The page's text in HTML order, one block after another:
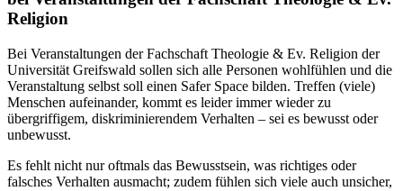
Religion
Bei Veranstaltungen der Fachschaft Theologie & Ev. Religion der
Universität Greifswald sollen sich alle Personen wohlfühlen und die
Veranstaltung selbst soll einen Safer Space bilden. Treffen (viele)
Menschen aufeinander, kommt es leider immer wieder zu
übergriffigem, diskriminierendem Verhalten – sei es bewusst oder
unbewusst.
Es fehlt nicht nur oftmals das Bewusstsein, was richtiges oder
falsches Verhalten ausmacht; zudem fühlen sich viele auch unsicher,